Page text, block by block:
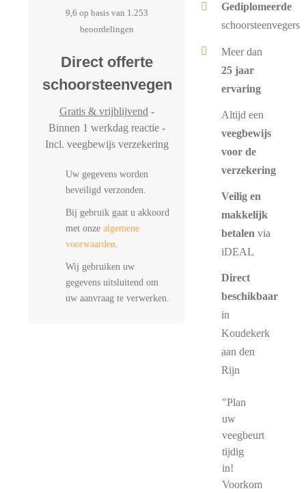
9,6 op basis van 1.253
beoordelingen
Direct offerte
schoorsteenvegen
Gratis & vrijblijvend-
Binnen 1 werkdag reactie -
Incl. veegbewijs verzekering
Uw gegevens worden
beveiligd verzonden.
Bij gebruik gaat u akkoord
met onze algemene
voorwaarden.
Wij gebruiken uw
gegevens uitsluitend om
uw aanvraag te verwerken.
Gediplomeerde
schoorsteenvegers
Meer dan
25 jaar
ervaring
Altijd een
veegbewijs
voor de
verzekering
Veilig en
makkelijk
betalen via
iDEAL
Direct
beschikbaar
in
Koudekerk
aan den
Rijn
"Plan
uw
veegbeurt
tijdig
in!
Voorkom